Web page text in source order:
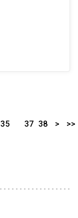
35
37 38 > >>